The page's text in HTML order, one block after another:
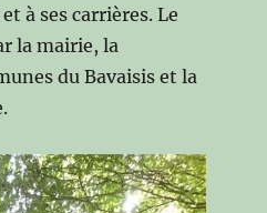
à ses carrières. Le
la mairie, la
du Bavaisis et la